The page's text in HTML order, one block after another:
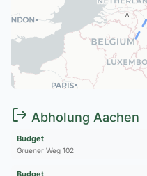
A
Abholung Aachen
Budget
Gruener Weg 102
Budget